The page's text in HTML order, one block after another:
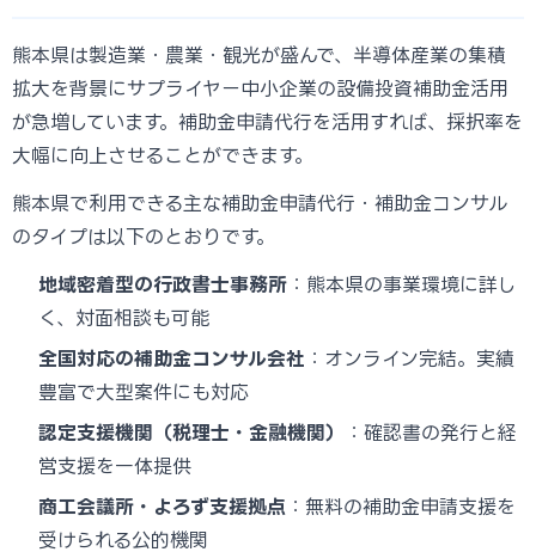
熊本県は製造業・農業・観光が盛んで、半導体産業の集積
拡大を背景にサプライヤー中小企業の設備投資補助金活用
が急増しています。補助金申請代行を活用すれば、採択率を
大幅に向上させることができます。
熊本県で利用できる主な補助金申請代行・補助金コンサル
のタイプは以下のとおりです。
地域密着型の行政書士事務所 ：熊本県の事業環境に詳し
く、対面相談も可能
全国対応の補助金コンサル会社 ：オンライン完結。実績
豊富で大型案件にも対応
認定支援機関（税理士・金融機関）
：確認書の発行と経
営支援を一体提供
商工会議所・よろず支援拠点 ：無料の補助金申請支援を
受けられる公的機関